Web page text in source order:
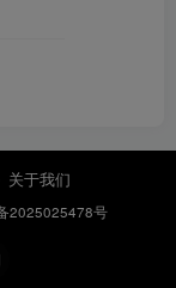
关于我们
2025025478号